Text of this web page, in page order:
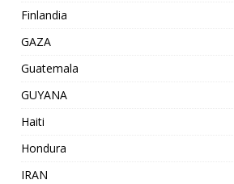
Finlandia
GAZA
Guatemala
GUYANA
Haiti
Hondura
IRAN